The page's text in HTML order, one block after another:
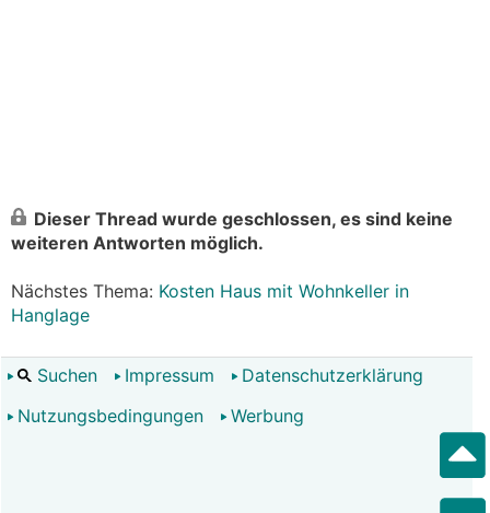
Dieser Thread wurde geschlossen, es sind keine
weiteren Antworten möglich.
Nächstes Thema: Kosten Haus mit Wohnkeller in
Hanglage
Suchen Impressum
Datenschutzerklärung
Nutzungsbedingungen
Werbung